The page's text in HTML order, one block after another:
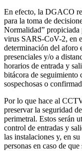
En efecto, la DGACO
para la toma de
Normalidad” propiciada
virus SARS-CoV-2, en
determinación del aforo
presenciales y/o a
horarios de entrada y
bitácora de seguimiento
sospechosas o
Por lo que hace al
preservar la seguridad
perimetral. Estos serán
control de entradas y
las instalaciones y, en
personas en caso de